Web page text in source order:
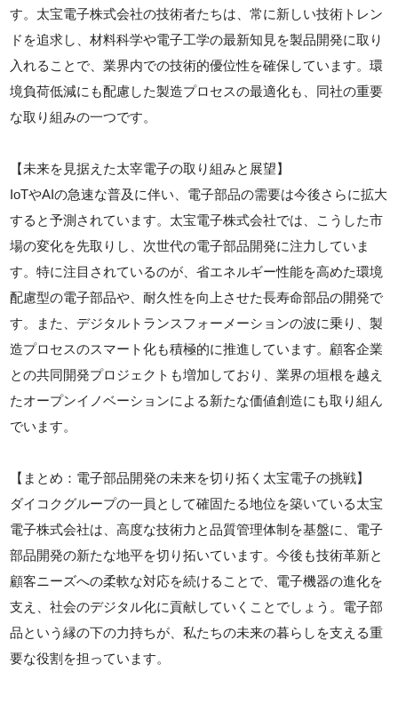
す。太宝電子株式会社の技術者たちは、常に新しい技術トレン
ドを追求し、材料科学や電子工学の最新知見を製品開発に取り
入れることで、業界内での技術的優位性を確保しています。環
境負荷低減にも配慮した製造プロセスの最適化も、同社の重要
な取り組みの一つです。
【未来を見据えた太宰電子の取り組みと展望】
IoTやAIの急速な普及に伴い、電子部品の需要は今後さらに拡大
すると予測されています。太宝電子株式会社では、こうした市
場の変化を先取りし、次世代の電子部品開発に注力していま
す。特に注目されているのが、省エネルギー性能を高めた環境
配慮型の電子部品や、耐久性を向上させた長寿命部品の開発で
す。また、デジタルトランスフォーメーションの波に乗り、製
造プロセスのスマート化も積極的に推進しています。顧客企業
との共同開発プロジェクトも増加しており、業界の垣根を越え
たオープンイノベーションによる新たな価値創造にも取り組ん
でいます。
【まとめ：電子部品開発の未来を切り拓く太宝電子の挑戦】
ダイコクグループの一員として確固たる地位を築いている太宝
電子株式会社は、高度な技術力と品質管理体制を基盤に、電子
部品開発の新たな地平を切り拓いています。今後も技術革新と
顧客ニーズへの柔軟な対応を続けることで、電子機器の進化を
支え、社会のデジタル化に貢献していくことでしょう。電子部
品という縁の下の力持ちが、私たちの未来の暮らしを支える重
要な役割を担っています。